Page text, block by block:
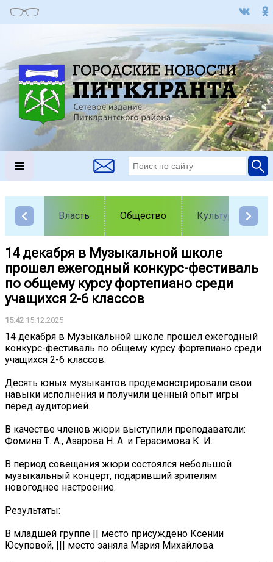
Власть Общество Культура
14 декабря в Музыкальной школе
прошел ежегодный конкурс-фестиваль
по общему курсу фортепиано среди
учащихся 2-6 классов
15:42 15.12.2025
14 декабря в Музыкальной школе прошел ежегодный
конкурс-фестиваль по общему курсу фортепиано среди
учащихся 2-6 классов.
Десять юных музыкантов продемонстрировали свои
навыки исполнения и получили ценный опыт игры
перед аудиторией.
В качестве членов жюри выступили преподаватели:
Фомина Т. А., Азарова Н. А. и Герасимова К. И.
В период совещания жюри состоялся небольшой
музыкальный концерт, подаривший зрителям
новогоднее настроение.
Результаты:
В младшей группе || место присуждено Ксении
Юсуповой, ||| место заняла Мария Михайлова.